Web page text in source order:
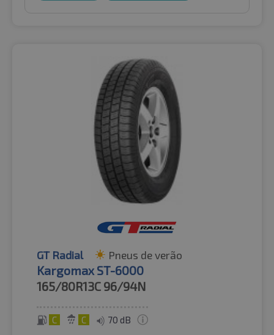
GT Radial Pneus de verão
Kargomax ST-6000
165/80R13C 96/94N
C C 70 dB